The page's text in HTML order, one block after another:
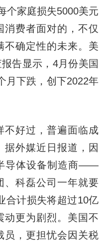
个家庭损失5000美元
消费者面对的，不仅
不确定性的未来。美
告显示，4月份美国
月下跌，创下2022年
好过，普遍面临成
据外媒近日报道，因
导体设备制造商——
、科磊公司一年就要
合计损失将超过10亿
动更为剧烈。美国不
员，更担忧会因关税